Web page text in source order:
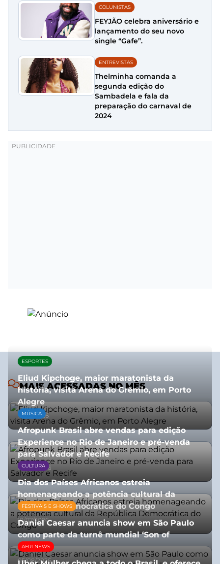
COLUNISTAS
FEYJÃO celebra aniversário e
lançamento do seu novo
single “Gafe”.
ENTREVISTAS
Thelminha comanda a
segunda edição do
Sambadela e fala da
preparação do carnaval de
2024
MAIS ACESSADAS NO MÊS
ESPORTES
Eliud Kipchoge, maior maratonista da
história, visita Arena do Grêmio, em Porto
Alegre
10/07/2026
MÚSICA
Afropunk Brasil abre vendas para edição
Experience no Rio de Janeiro e pré-venda
para Salvador e Recife
03/08/2026
CULTURA
Dia dos Países Africanos estreia
homenageando a potência cultural da
República Democrática do Congo
10/07/2026
FESTIVAIS E SHOWS
Daniel Caesar anuncia show em São Paulo
como parte da turnê mundial ‘Son of
Spergy’
05/08/2026
AFRI NEWS